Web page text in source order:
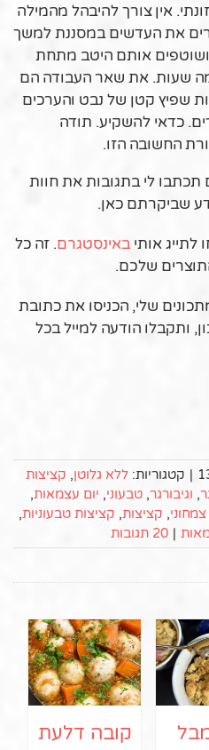
אין צורך להיבהל מהמילה
את העדשים במסננת למשך
אותם היטב מתחת
שעות. את שאר העבודה הם
שפיץ קטן של נבט והערכים
כדאי להשקיע. תודה
החשובה הזו.
לי בתגובות את חוות
שביקרתם כאן.
אותיבאינסטגרם. זה כל
שלכם.
שלי, הכניסו את כתובת
ותקבלו הודעה למייל בכל
| קטגוריות: ללא גלוטן, קציצות
, וגיבורגר, טבעוני, יום עצמאות,
צמחוני, קציצות, קציצות טבעוניות,
| 20 תגובות
קובה דלעת